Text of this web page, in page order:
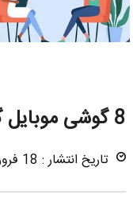
8 گوشی موبایل گرانقیمت تاریخ
تاریخ انتشار : 18 فروردین 1390